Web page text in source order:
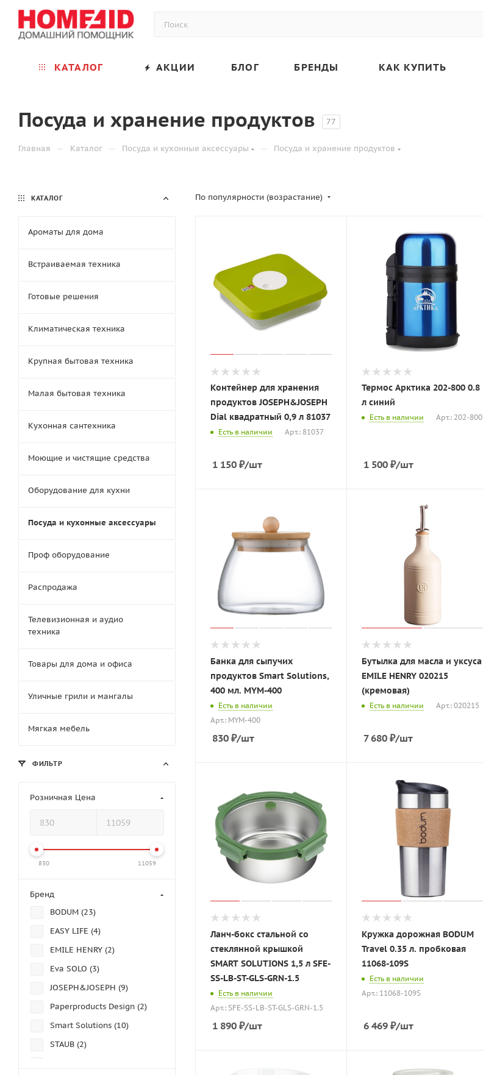
КАТАЛОГ АКЦИИ БЛОГ БРЕНДЫ КАК КУПИТЬ
Посуда и хранение продуктов 77
Главная — Каталог — Посуда и кухонные аксессуары — Посуда и хранение продуктов
По популярности (возрастание)
Контейнер для хранения
продуктов JOSEPH&JOSEPH
Dial квадратный 0,9 л 81037
Есть в наличии Арт.: 81037
1 150 ₽/шт
Термос Арктика 202-800 0.8
л синий
Есть в наличии Арт.: 202-800
1 500 ₽/шт
Банка для сыпучих
продуктов Smart Solutions,
400 мл. MYM-400
Есть в наличии
Арт.: MYM-400
830 ₽/шт
Бутылка для масла и уксуса
EMILE HENRY 020215
(кремовая)
Есть в наличии Арт.: 020215
7 680 ₽/шт
Ланч-бокс стальной со
стеклянной крышкой
SMART SOLUTIONS 1,5 л SFE-
SS-LB-ST-GLS-GRN-1.5
Есть в наличии
Арт.: SFE-SS-LB-ST-GLS-GRN-1.5
1 890 ₽/шт
Кружка дорожная BODUM
Travel 0.35 л. пробковая
11068-109S
Есть в наличии
Арт.: 11068-109S
6 469 ₽/шт
КАТАЛОГ
Ароматы для дома
Встраиваемая техника
Готовые решения
Климатическая техника
Крупная бытовая техника
Малая бытовая техника
Кухонная сантехника
Моющие и чистящие средства
Оборудование для кухни
Посуда и кухонные аксессуары
Проф оборудование
Распродажа
Телевизионная и аудио
техника
Товары для дома и офиса
Уличные грили и мангалы
Мягкая мебель
ФИЛЬТР
Розничная Цена
830 11059
Бренд
BODUM (23)
EASY LIFE (4)
EMILE HENRY (2)
Eva SOLO (3)
JOSEPH&JOSEPH (9)
Paperproducts Design (2)
Smart Solutions (10)
STAUB (2)